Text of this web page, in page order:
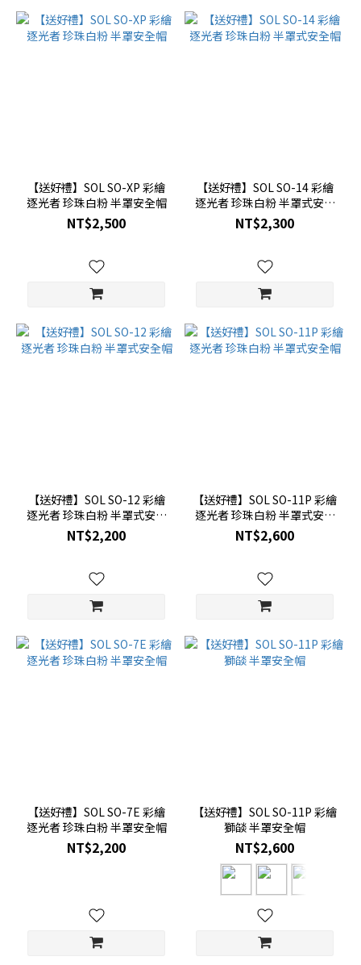
【送好禮】SOL SO-XP 彩繪
逐光者 珍珠白粉 半罩安全帽
NT$2,500
【送好禮】SOL SO-14 彩繪
逐光者 珍珠白粉 半罩式安全
帽
NT$2,300
【送好禮】SOL SO-12 彩繪
逐光者 珍珠白粉 半罩式安全
帽
NT$2,200
【送好禮】SOL SO-11P 彩繪
逐光者 珍珠白粉 半罩式安全
帽
NT$2,600
【送好禮】SOL SO-7E 彩繪
逐光者 珍珠白粉 半罩安全帽
NT$2,200
【送好禮】SOL SO-11P 彩繪
獅燄 半罩安全帽
NT$2,600